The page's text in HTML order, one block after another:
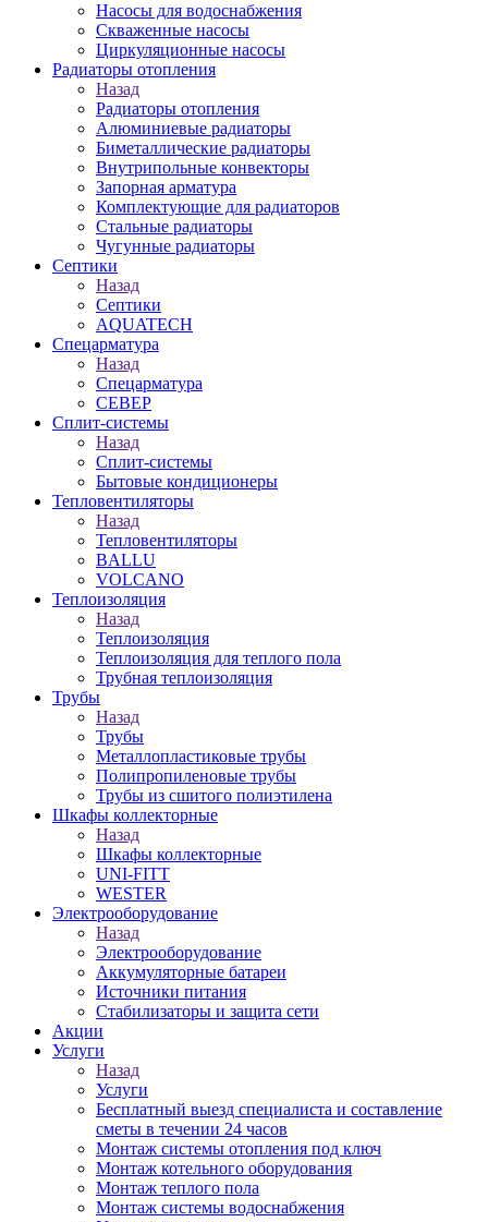
Насосы для водоснабжения
Скваженные насосы
Циркуляционные насосы
Радиаторы отопления
Назад
Радиаторы отопления
Алюминиевые радиаторы
Биметаллические радиаторы
Внутрипольные конвекторы
Запорная арматура
Комплектующие для радиаторов
Стальные радиаторы
Чугунные радиаторы
Септики
Назад
Септики
AQUATECH
Спецарматура
Назад
Спецарматура
СЕВЕР
Сплит-системы
Назад
Сплит-системы
Бытовые кондиционеры
Тепловентиляторы
Назад
Тепловентиляторы
BALLU
VOLCANO
Теплоизоляция
Назад
Теплоизоляция
Теплоизоляция для теплого пола
Трубная теплоизоляция
Трубы
Назад
Трубы
Металлопластиковые трубы
Полипропиленовые трубы
Трубы из сшитого полиэтилена
Шкафы коллекторные
Назад
Шкафы коллекторные
UNI-FITT
WESTER
Электрооборудование
Назад
Электрооборудование
Аккумуляторные батареи
Источники питания
Стабилизаторы и защита сети
Акции
Услуги
Назад
Услуги
Бесплатный выезд специалиста и составление
сметы в течении 24 часов
Монтаж системы отопления под ключ
Монтаж котельного оборудования
Монтаж теплого пола
Монтаж системы водоснабжения